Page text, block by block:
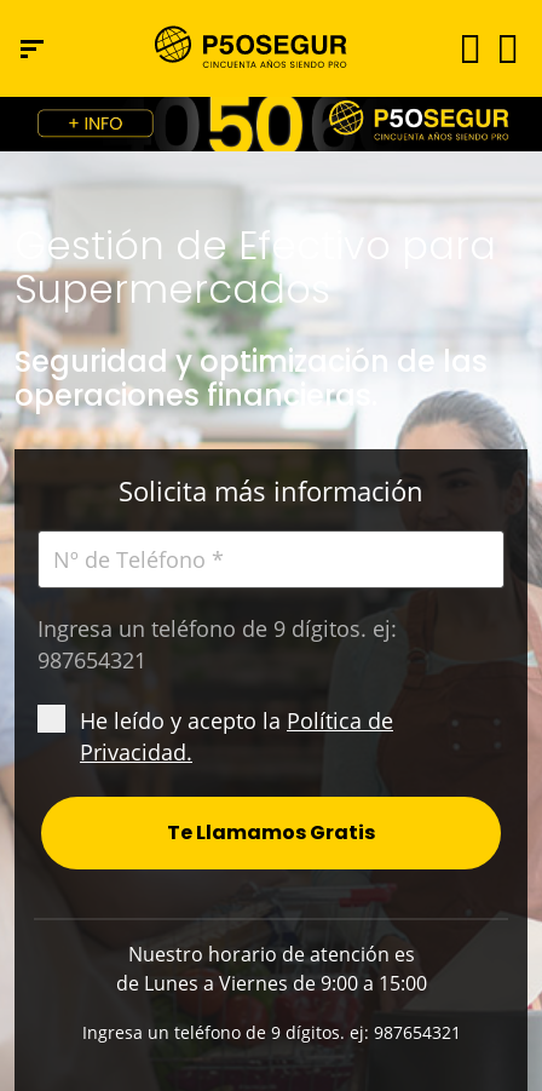
Gestión de Efectivo para
Supermercados
Seguridad y optimización de las
operaciones financieras.
Solicita más información
Ingresa un teléfono de 9 dígitos. ej:
987654321
He leído y acepto la Política de
Privacidad.
Te Llamamos Gratis
Nuestro horario de atención es
de Lunes a Viernes de 9:00 a 15:00
Ingresa un teléfono de 9 dígitos. ej: 987654321